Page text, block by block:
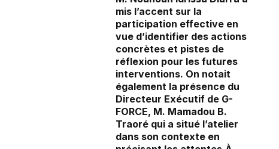
mis l’accent sur la
participation effective en
vue d’identifier des actions
concrètes et pistes de
réflexion pour les futures
interventions. On notait
également la présence du
Directeur Exécutif de G-
FORCE, M. Mamadou B.
Traoré qui a situé l’atelier
dans son contexte en